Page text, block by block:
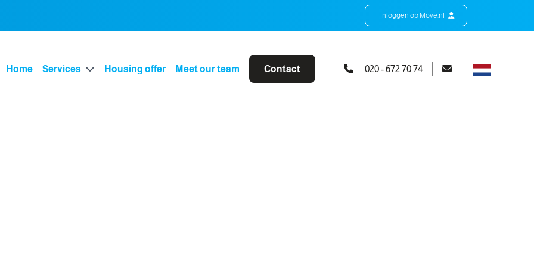
Inloggen op Move.nl
Home Services Housing offer Meet our team Contact 020 - 672 70 74